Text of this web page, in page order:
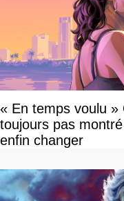
« En temps voulu
toujours pas
enfin changer